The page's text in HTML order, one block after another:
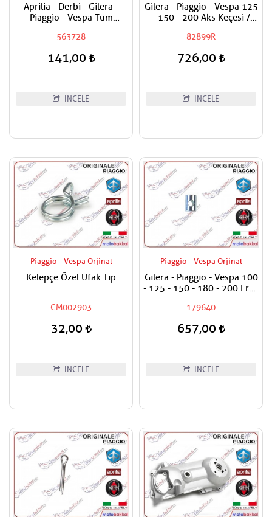
Aprilia - Derbi - Gilera -
Piaggio - Vespa Tüm
Tekerlek Somunu
563728
141,00
İNCELE
Gilera - Piaggio - Vespa 125
- 150 - 200 Aks Keçesi /
82899R
726,00
İNCELE
Piaggio - Vespa Orjinal
Kelepçe Özel Ufak Tip
CM002903
32,00
İNCELE
Piaggio - Vespa Orjinal
Gilera - Piaggio - Vespa 100
- 125 - 150 - 180 - 200 Fren
179640
657,00
İNCELE